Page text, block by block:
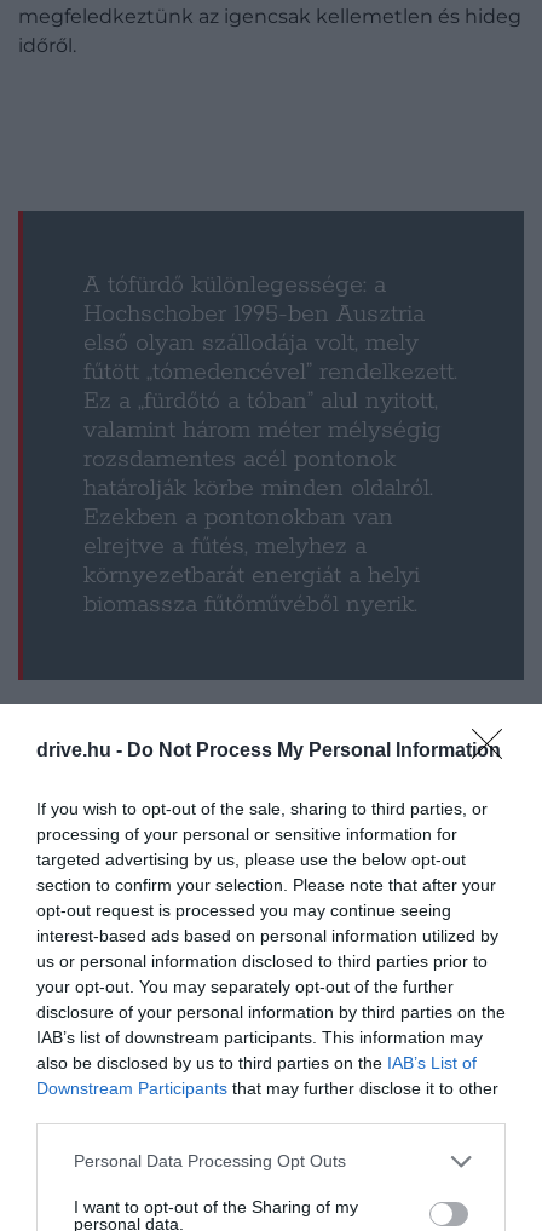
drive.hu - Do Not Process My Personal Information
If you wish to opt-out of the sale, sharing to third parties, or
processing of your personal or sensitive information for
targeted advertising by us, please use the below opt-out
section to confirm your selection. Please note that after your
opt-out request is processed you may continue seeing
interest-based ads based on personal information utilized by
us or personal information disclosed to third parties prior to
your opt-out. You may separately opt-out of the further
disclosure of your personal information by third parties on the
IAB’s list of downstream participants. This information may
also be disclosed by us to third parties on the IAB’s List of
Downstream Participants that may further disclose it to other
Please note that this website/app uses one or more Google
not limited to your visit or usage behaviour. You may click to
Personal Data Processing Opt Outs
I want to opt-out of the Sharing of my
personal data.
megfeledkeztünk az igencsak kellemetlen és hideg
időről.
A tófürdő különlegessége: a
Hochschober 1995-ben Ausztria
első olyan szállodája volt, mely
fűtött „tómedencével” rendelkezett.
Ez a „fürdőtó a tóban” alul nyitott,
valamint három méter mélységig
rozsdamentes acél pontonok
határolják körbe minden oldalról.
Ezekben a pontonokban van
elrejtve a fűtés, melyhez a
környezetbarát energiát a helyi
biomassza fűtőművéből nyerik.
ég felé magasodó hegyek és cirbolyaerdők (itt
cirbolyaerdeje) békés, megnyugtató atmoszférát
teremtenek.
Ha átfázunk, pillanatok alatt felmelegedhetünk az
egymás után sorakozóbeltéri szaunákegyikében.
A panorámaszaunában a hegyek látványa kíséri a
pihenést, a bioszauna lágy hője megnyugtat, a
fűszeres szaunában az aromák az érzékekre hatnak,
míg a kelta-kályhás szauna különleges fűtési
technikája egyszerre energizál és lazít. A választék
olyan bőséges, hogy még a gyakorlott szaunázók
számára is tartogat meglepetéseket.